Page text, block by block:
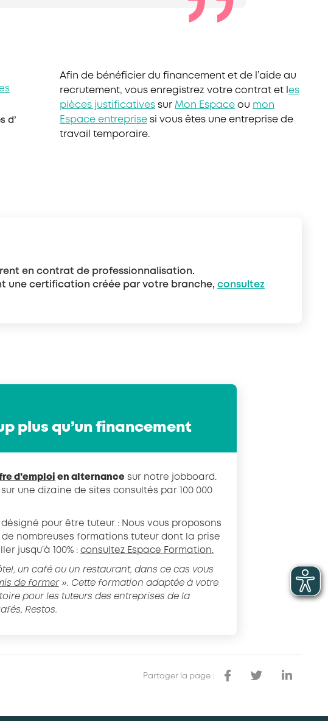
d’
Afin de bénéficier du financement et de l’aide au
recrutement, vous enregistrez votre contrat et l es
pièces justificatives sur Mon Espace ou mon
Espace entreprise si vous êtes une entreprise de
travail temporaire.
en contrat de professionnalisation.
une certification créée par votre branche, consultez
plus qu’un financement
d’emploi en alternance sur notre jobboard.
une dizaine de sites consultés par 100 000
désigné pour être tuteur : Nous vous proposons
de nombreuses formations tuteur dont la prise
jusqu’à 100% : consultez Espace Formation.
un café ou un restaurant, dans ce cas vous
de former». Cette formation adaptée à votre
pour les tuteurs des entreprises de la
Restos.
Partager la page :